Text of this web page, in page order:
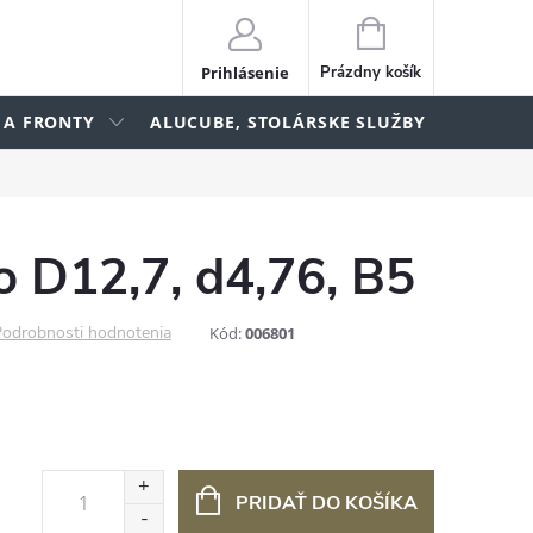
Prihlásenie
NÁKUPNÝ
KOŠÍK
Prázdny košík
FRONTY ALUCUBE, STOLÁRSKE SLUŽBY
D12,7, d4,76, B5
hodnotenia Kód:006801
PRIDAŤ DO KOŠÍKA